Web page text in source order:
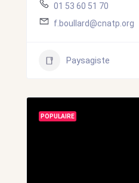
01 53 60 51 70
f.boullard@cnatp.org
Paysagiste
POPULAIRE